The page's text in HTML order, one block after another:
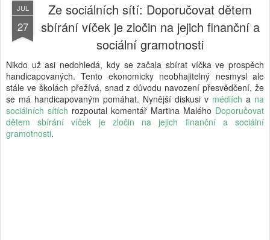
JUL
27
Ze sociálních sítí: Doporučovat dětem
sbírání víček je zločin na jejich finanční a
sociální gramotnosti
Nikdo už asi nedohledá, kdy se začala sbírat víčka ve prospěch
handicapovaných. Tento ekonomicky neobhajitelný nesmysl ale
stále ve školách přežívá, snad z důvodu navození přesvědčení, že
se má handicapovaným pomáhat. Nynější diskusi v médiích a na
sociálních sítích rozpoutal komentář Martina Malého Doporučovat
dětem sbírání víček je zločin na jejich finanční a sociální
gramotnosti.